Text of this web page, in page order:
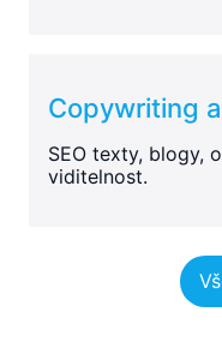
Copywriting
SEO texty, blogy,
viditelnost.